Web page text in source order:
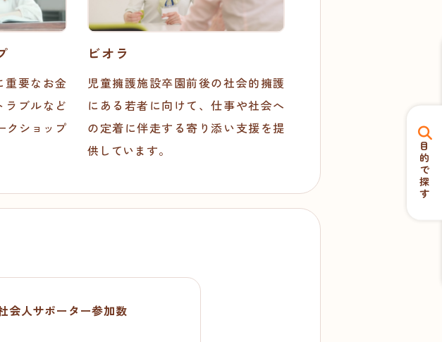
目的で探す
重要なお金
ラブルなど
クショップ
ビオラ
児童擁護施設卒園前後の社会的擁護
にある若者に向けて、仕事や社会へ
の定着に伴走する寄り添い支援を提
供しています。
会人サポーター参加数